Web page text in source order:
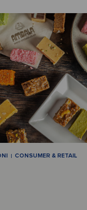
CONSUMER & RETAIL